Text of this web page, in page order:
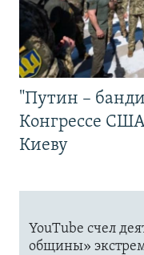
"Путин –
Конгрессе
Киеву